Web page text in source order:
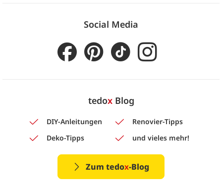
Social Media
tedoxBlog
DIY-Anleitungen
Renovier-Tipps
Deko-Tipps
und vieles mehr!
Zum tedox-Blog